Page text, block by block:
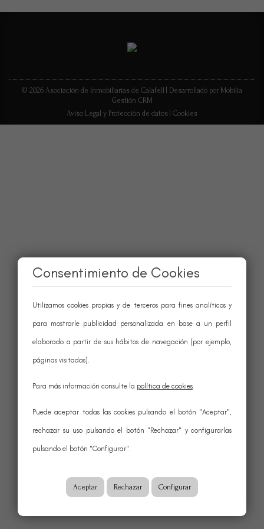
© 2026 Asociación de Inmobiliarias de Calafell |
Desarrollado por Mobilia
Gestión CRM
Aviso Legal y Protección de datos Cookies
Consentimiento de Cookies
Utilizamos cookies propias y de terceros para fines analíticos y
para mostrarle publicidad personalizada en base a un perfil
elaborado a partir de sus hábitos de navegación (por ejemplo,
páginas visitadas).
Para más información consulte la política de cookies.
Puede aceptar todas las cookies pulsando el botón "Aceptar",
rechazar su uso pulsando el botón "Rechazar" y configurarlas
pulsando el botón "Configurar".
Aceptar Rechazar Configurar